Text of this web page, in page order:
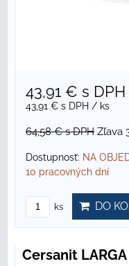
43,91 € s DPH
43,91 € s DPH / ks
64,58 €s DPH Zľava
Dostupnosť: NA
10 pracovných dní
ks DO
Cersanit